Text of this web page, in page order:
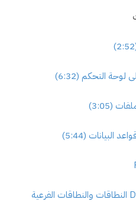
Domain / Subdomain النطاقات والنطاقات الفرعية